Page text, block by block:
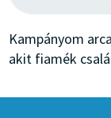
Kampányom
akit fiamék